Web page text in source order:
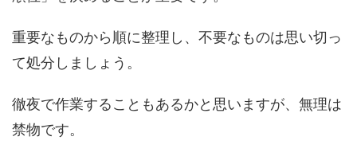
重要なものから順に整理し、不要なものは思い切っ
て処分しましょう。
徹夜で作業することもあるかと思いますが、無理は
禁物です。